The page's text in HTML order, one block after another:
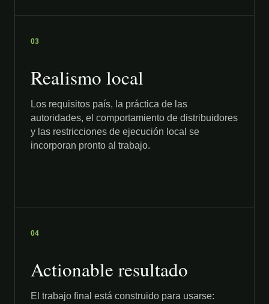
03
Realismo local
Los requisitos país, la práctica de las
autoridades, el comportamiento de distribuidores
y las restricciones de ejecución local se
incorporan pronto al trabajo.
04
Actionable resultado
El trabajo final está construido para usarse: